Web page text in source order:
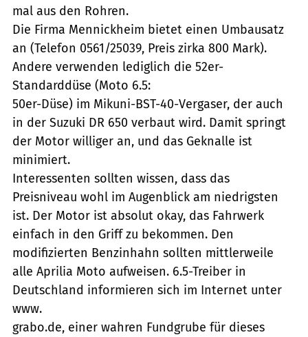
mal aus den Rohren.
Die Firma Mennickheim bietet einen Umbausatz
an (Telefon 0561/25039, Preis zirka 800 Mark).
Andere verwenden lediglich die 52er-
Standarddüse (Moto 6.5:
50er-Düse) im Mikuni-BST-40-Vergaser, der auch
in der Suzuki DR 650 verbaut wird. Damit springt
der Motor williger an, und das Geknalle ist
minimiert.
Interessenten sollten wissen, dass das
Preisniveau wohl im Augenblick am niedrigsten
ist. Der Motor ist absolut okay, das Fahrwerk
einfach in den Griff zu bekommen. Den
modifizierten Benzinhahn sollten mittlerweile
alle Aprilia Moto aufweisen. 6.5-Treiber in
Deutschland informieren sich im Internet unter
www.
grabo.de, einer wahren Fundgrube für dieses